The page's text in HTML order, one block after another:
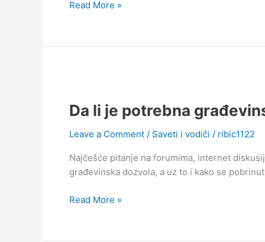
Read More »
Da li je potrebna
Leave a Comment / Saveti i vodiči / ribic1122
Najčešće pitanje na forumima, internet
građevinska dozvola, a uz to i kako se
je
potrebna
građevinska
za
kontejnere?
Read More »